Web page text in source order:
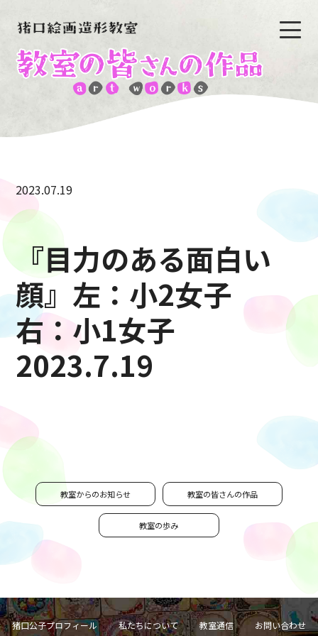
2023.07.19
『目力のある面白い
顔』左：小2女子
右：小1女子
2023.7.19
教室からのお知らせ 教室の皆さんの作品
教室の歩み
猪口公子プロフィール 私たちについて 教室通信 お問い合わせ